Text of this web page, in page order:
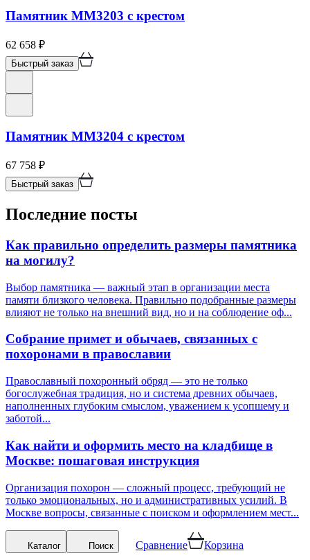
Памятник ММ3203 с крестом
62 658 ₽
Быстрый заказ
Памятник ММ3204 с крестом
67 758 ₽
Быстрый заказ
Последние посты
Как правильно определить размеры памятника
на могилу?
Выбор памятника — важный этап в организации места
памяти близкого человека. Правильно подобранные размеры
влияют не только на внешний вид, но и на соблюдение оф...
Собрание примет и обычаев, связанных с
похоронами в православии
Православный похоронный обряд — это не только
богослужебная традиция, но и система древних обычаев,
наполненных глубоким смыслом, уважением к усопшему и
заботой...
Как найти и оформить место на кладбище в
Москве: пошаговая инструкция
Организация похорон — сложный процесс, требующий не
только эмоциональных, но и административных усилий. В
Москве вопросы, связанные с поиском и оформлением мест...
Каталог Поиск Сравнение Корзина